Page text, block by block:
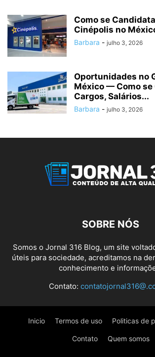
Como se
Cinépolis no
Barbara - julho 3, 2026
Oportunidades no
México — Como se
Cargos, Salários...
Barbara - julho 3, 2026
SOBRE NÓS
Somos o Jornal 316 Blog, um site
úteis para sociedade, acreditamos na
conhecimento e
Contato:
Inicio Termos de uso Politicas de
Contato Quem somos